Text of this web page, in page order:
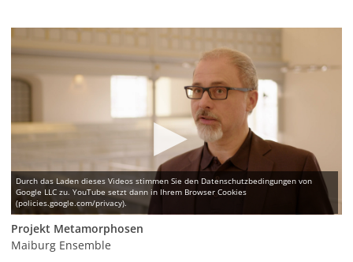
Projekt Metamorphosen
Maiburg Ensemble